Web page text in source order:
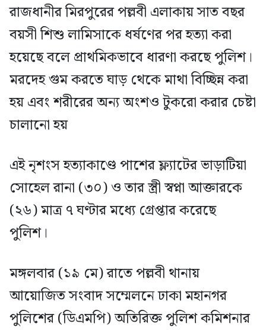
রাজধানীর মিরপুরের পল্লবী এলাকায় সাত বছর
বয়সী শিশু লামিসাকে ধর্ষণের পর হত্যা করা
হয়েছে বলে প্রাথমিকভাবে ধারণা করছে পুলিশ।
মরদেহ গুম করতে ঘাড় থেকে মাথা বিচ্ছিন্ন করা
হয় এবং শরীরের অন্য অংশও টুকরো করার চেষ্টা
চালানো হয়
এই নৃশংস হত্যাকাণ্ডে পাশের ফ্ল্যাটের ভাড়াটিয়া
সোহেল রানা (৩০) ও তার স্ত্রী স্বপ্না আক্তারকে
(২৬) মাত্র ৭ ঘণ্টার মধ্যে গ্রেপ্তার করেছে
পুলিশ।
মঙ্গলবার (১৯ মে) রাতে পল্লবী থানায়
আয়োজিত সংবাদ সম্মেলনে ঢাকা মহানগর
পুলিশের (ডিএমপি) অতিরিক্ত পুলিশ কমিশনার